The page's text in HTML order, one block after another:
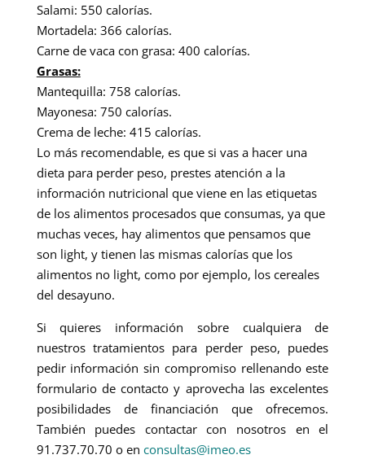
Salami: 550 calorías.
Mortadela: 366 calorías.
Carne de vaca con grasa: 400 calorías.
Grasas:
Mantequilla: 758 calorías.
Mayonesa: 750 calorías.
Crema de leche: 415 calorías.
Lo más recomendable, es que si vas a hacer una
dieta para perder peso, prestes atención a la
información nutricional que viene en las etiquetas
de los alimentos procesados que consumas, ya que
muchas veces, hay alimentos que pensamos que
son light, y tienen las mismas calorías que los
alimentos no light, como por ejemplo, los cereales
del desayuno.
Si quieres información sobre cualquiera de
nuestros tratamientos para perder peso, puedes
pedir información sin compromiso rellenando este
formulario de contacto y aprovecha las excelentes
posibilidades de financiación que ofrecemos.
También puedes contactar con nosotros en el
91.737.70.70 o en consultas@imeo.es